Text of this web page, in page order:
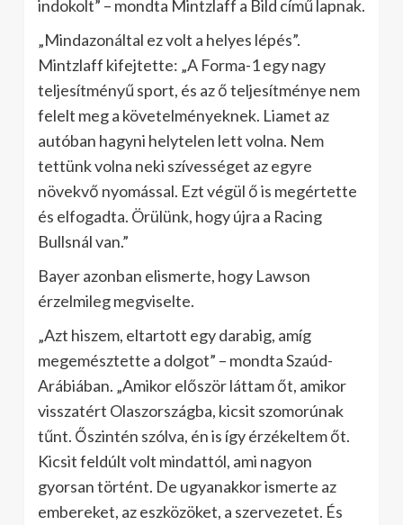
indokolt” – mondta Mintzlaff a Bild című lapnak.
„Mindazonáltal ez volt a helyes lépés”.
Mintzlaff kifejtette: „A Forma-1 egy nagy
teljesítményű sport, és az ő teljesítménye nem
felelt meg a követelményeknek. Liamet az
autóban hagyni helytelen lett volna. Nem
tettünk volna neki szívességet az egyre
növekvő nyomással. Ezt végül ő is megértette
és elfogadta. Örülünk, hogy újra a Racing
Bullsnál van.”
Bayer azonban elismerte, hogy Lawson
érzelmileg megviselte.
„Azt hiszem, eltartott egy darabig, amíg
megemésztette a dolgot” – mondta Szaúd-
Arábiában. „Amikor először láttam őt, amikor
visszatért Olaszországba, kicsit szomorúnak
tűnt. Őszintén szólva, én is így érzékeltem őt.
Kicsit feldúlt volt mindattól, ami nagyon
gyorsan történt. De ugyanakkor ismerte az
embereket, az eszközöket, a szervezetet. És